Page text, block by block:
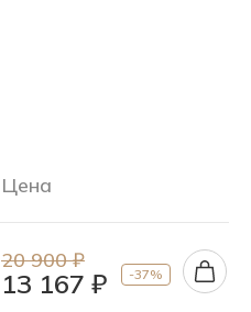
Цена
20 900 ₽
13 167 ₽ -37%